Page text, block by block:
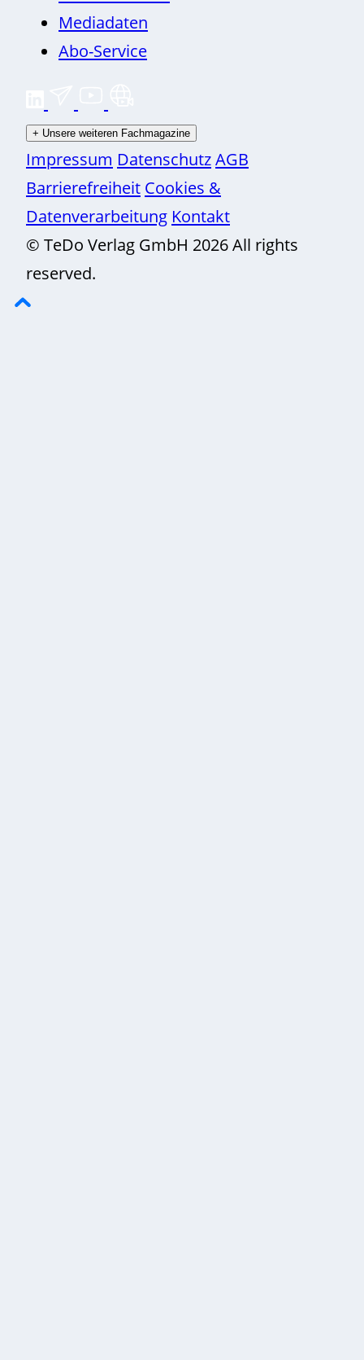
Mediadaten
Abo-Service
+ Unsere weiteren Fachmagazine
Impressum DatenschutzAGB
Barrierefreiheit Cookies &
Datenverarbeitung Kontakt
© TeDo Verlag GmbH 2026 All rights
reserved.